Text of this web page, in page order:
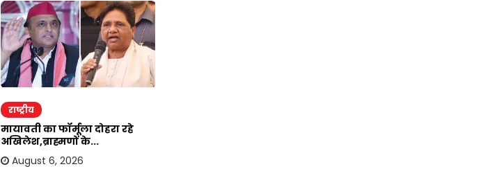
राष्ट्रीय
मायावती का फॉर्मूला दोहरा रहे
अखिलेश,ब्राह्मणों के...
August 6, 2026